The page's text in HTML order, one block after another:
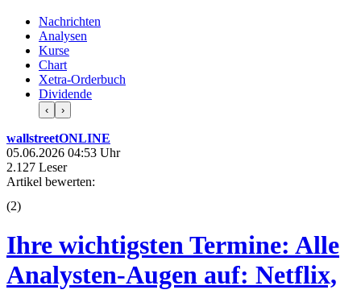
Nachrichten
Analysen
Kurse
Chart
Xetra-Orderbuch
Dividende
‹ ›
wallstreetONLINE
05.06.2026 04:53 Uhr
2.127 Leser
Artikel bewerten:
(2)
Ihre wichtigsten Termine: Alle
Analysten-Augen auf: Netflix,